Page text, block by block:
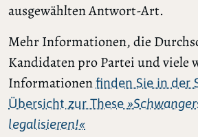
ausgewählten Antwort-Art.
Mehr Informationen, die
Kandidaten pro Partei und viele
Informationenfinden Sie in der
Übersicht zur These
legalisieren!«